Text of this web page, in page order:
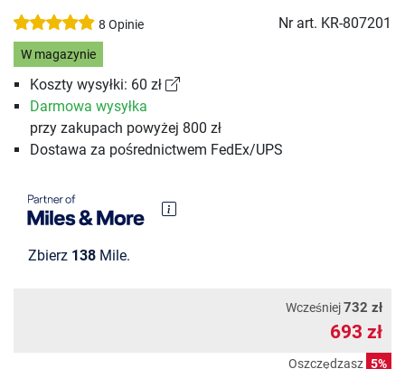
8 Opinie Nr art. KR-807201
W magazynie
Koszty wysyłki: 60 zł
Darmowa wysyłka
przy zakupach powyżej 800 zł
Dostawa za pośrednictwem FedEx/UPS
Zbierz 138 Mile.
Wcześniej732 zł
693 zł
Oszczędzasz 5%